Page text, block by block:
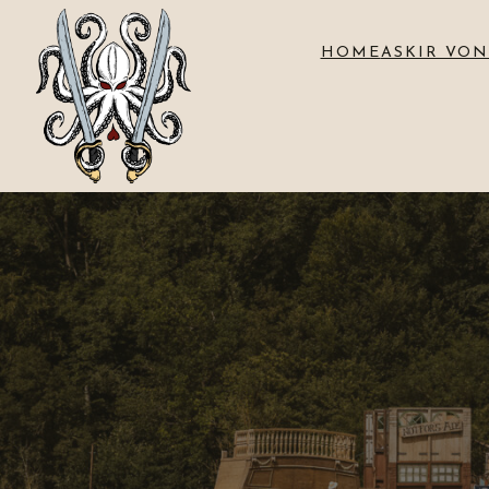
HOMEASKIR